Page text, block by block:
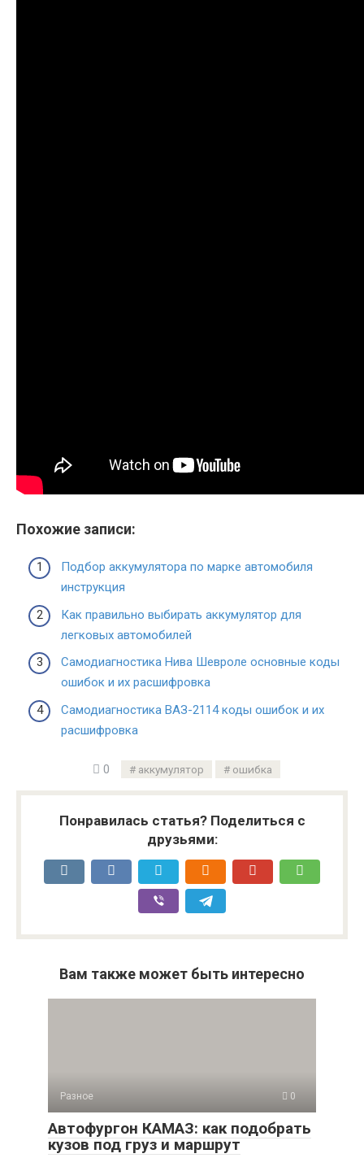
Похожие записи:
Подбор аккумулятора по марке автомобиля
инструкция
Как правильно выбирать аккумулятор для
легковых автомобилей
Самодиагностика Нива Шевроле основные коды
ошибок и их расшифровка
Самодиагностика ВАЗ-2114 коды ошибок и их
расшифровка
0 аккумулятор ошибка
Понравилась статья? Поделиться с
друзьями:
Вам также может быть интересно
Разное 0
Автофургон КАМАЗ: как подобрать
кузов под груз и маршрут